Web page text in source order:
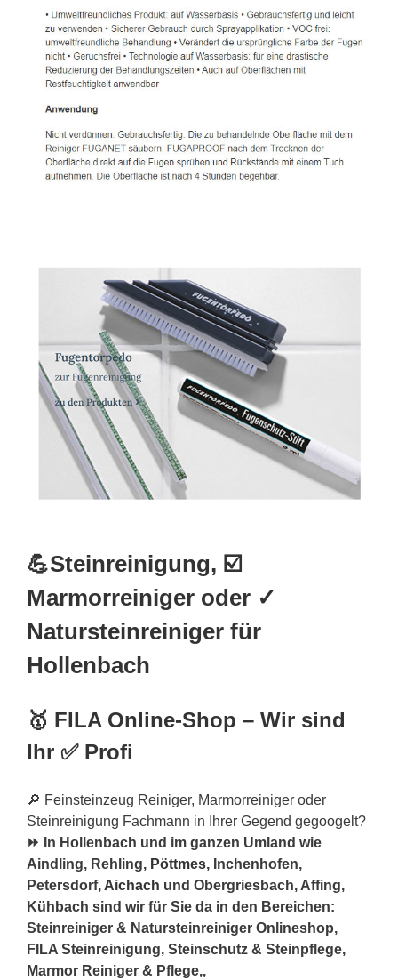
💪Steinreinigung, ☑️
Marmorreiniger oder ✓
Natursteinreiniger für
Hollenbach
🥇 FILA Online-Shop – Wir sind
Ihr ✅ Profi
🔎 Feinsteinzeug Reiniger, Marmorreiniger oder
Steinreinigung Fachmann in Ihrer Gegend gegoogelt?
⏩ In Hollenbach und im ganzen Umland wie
Aindling, Rehling, Pöttmes, Inchenhofen,
Petersdorf, Aichach und Obergriesbach, Affing,
Kühbach sind wir für Sie da in den Bereichen:
Steinreiniger & Natursteinreiniger Onlineshop,
FILA Steinreinigung, Steinschutz & Steinpflege,
Marmor Reiniger & Pflege,,